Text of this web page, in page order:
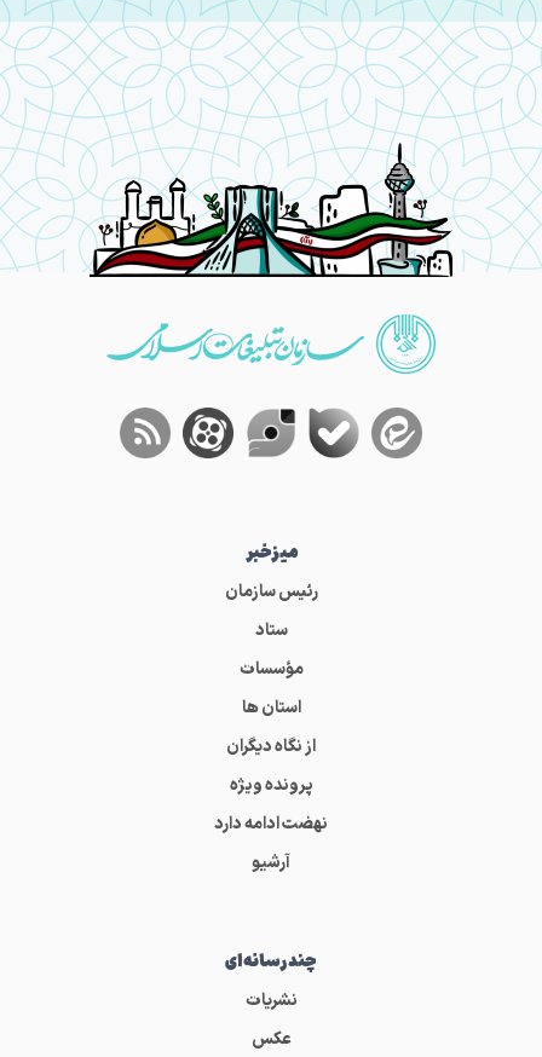
میز‌خبر
رئیس سازمان
ستاد
مؤسسات
استان ها
از نگاه دیگران
پرونده ویژه
نهضت ادامه دارد
آرشیو
چندرسانه‌ای
نشریات
عکس